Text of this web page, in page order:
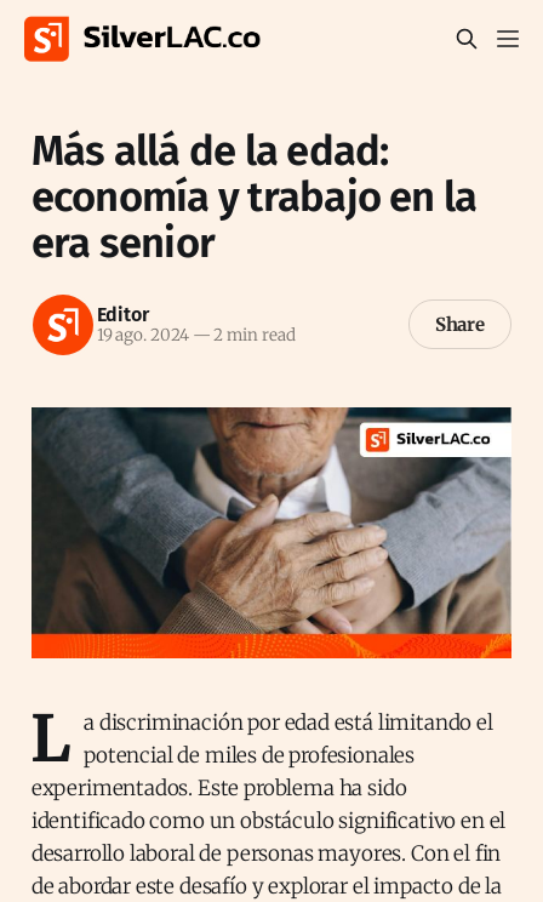
Más allá de la edad:
economía y trabajo en la
era senior
Editor
19 ago. 2024 —2 min read Share
L a discriminación por edad está limitando el
potencial de miles de profesionales
experimentados. Este problema ha sido
identificado como un obstáculo significativo en el
desarrollo laboral de personas mayores. Con el fin
de abordar este desafío y explorar el impacto de la